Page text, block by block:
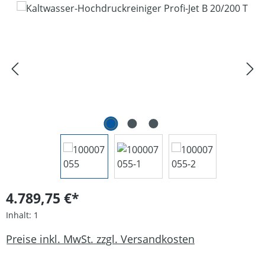
Bildergalerie überspringen
4.789,75 €*
Inhalt: 1
Preise inkl. MwSt. zzgl. Versandkosten